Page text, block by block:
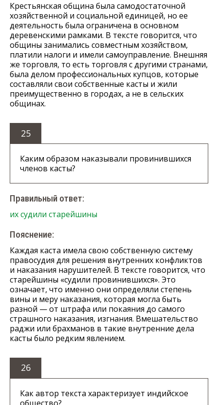
Крестьянская община была самодостаточной
хозяйственной и социальной единицей, но ее
деятельность была ограничена в основном
деревенскими рамками. В тексте говорится, что
общины занимались совместным хозяйством,
платили налоги и имели самоуправление. Внешняя
же торговля, то есть торговля с другими странами,
была делом профессиональных купцов, которые
составляли свои собственные касты и жили
преимущественно в городах, а не в сельских
общинах.
25
Каким образом наказывали провинившихся
членов касты?
Правильный ответ:
их судили старейшины
Пояснение:
Каждая каста имела свою собственную систему
правосудия для решения внутренних конфликтов
и наказания нарушителей. В тексте говорится, что
старейшины «судили провинившихся». Это
означает, что именно они определяли степень
вины и меру наказания, которая могла быть
разной — от штрафа или покаяния до самого
страшного наказания, изгнания. Вмешательство
раджи или брахманов в такие внутренние дела
касты было редким явлением.
26
Как автор текста характеризует индийское
общество?